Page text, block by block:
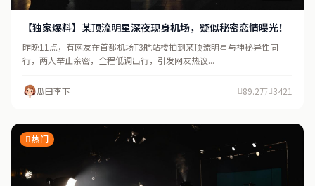
【独家爆料】某顶流明星深夜现身机场，疑似秘密恋情曝光！
昨晚11点，有网友在首都机场T3航站楼拍到某顶流明星与神秘异性同
行，两人举止亲密，全程低调出行，引发网友热议...
瓜田李下 89.2万 3421
热门